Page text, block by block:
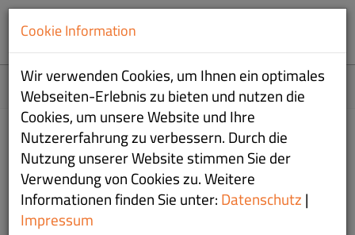
Home
Bayrischer Meister im 29er und
weitere Top-Platzierungen
16.05.2026| Jugend
Cookie Information
Wir verwenden Cookies, um Ihnen ein optimales
Webseiten-Erlebnis zu bieten und nutzen die
Cookies, um unsere Website und Ihre
Nutzererfahrung zu verbessern. Durch die
Nutzung unserer Website stimmen Sie der
Verwendung von Cookies zu. Weitere
Informationen finden Sie unter:Datenschutz|
Impressum